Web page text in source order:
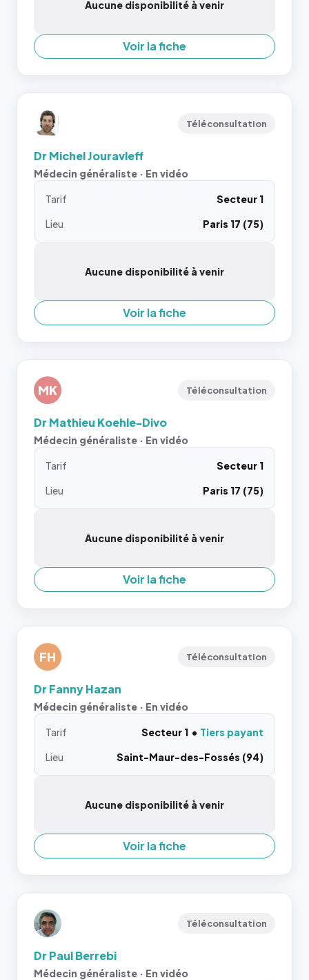
Aucune disponibilité à venir
Voir la fiche
Téléconsultation
Dr Michel Jouravleff
Médecin généraliste · En vidéo
Tarif
Secteur 1
Lieu
Paris 17 (75)
Aucune disponibilité à venir
Voir la fiche
MK Téléconsultation
Dr Mathieu Koehle-Divo
Médecin généraliste · En vidéo
Tarif
Secteur 1
Lieu
Paris 17 (75)
Aucune disponibilité à venir
Voir la fiche
FH Téléconsultation
Dr Fanny Hazan
Médecin généraliste · En vidéo
Tarif Secteur 1
Tiers payant
Lieu
Saint-Maur-des-Fossés (94)
Aucune disponibilité à venir
Voir la fiche
Téléconsultation
Dr Paul Berrebi
Médecin généraliste · En vidéo